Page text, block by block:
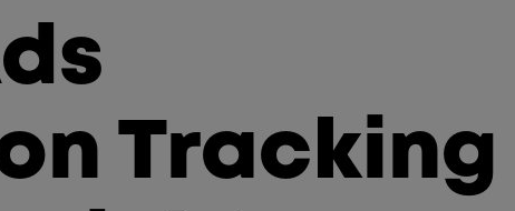
Content Creation
Tracking